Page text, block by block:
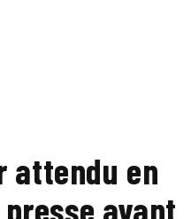
attendu en
avant